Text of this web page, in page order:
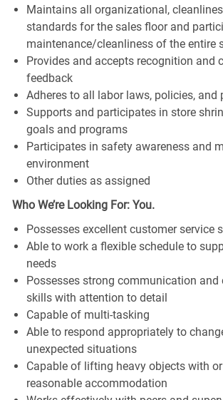
Maintains all organizational,
standards for the sales floor and
maintenance/cleanliness of the entire
Provides and accepts recognition and
feedback
Adheres to all labor laws, policies, and
Supports and participates in store
goals and programs
Participates in safety awareness and
environment
Other duties as assigned
Who We’re Looking For: You.
Possesses excellent customer service
Able to work a flexible schedule to
needs
Possesses strong communication
skills with attention to detail
Capable of multi-tasking
Able to respond appropriately to
unexpected situations
Capable of lifting heavy objects with
reasonable accommodation